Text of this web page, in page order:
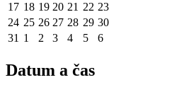
17 18 19 20 21 22 23
24 25 26 27 28 29 30
31 1 2 3 4 5 6
Datum a čas